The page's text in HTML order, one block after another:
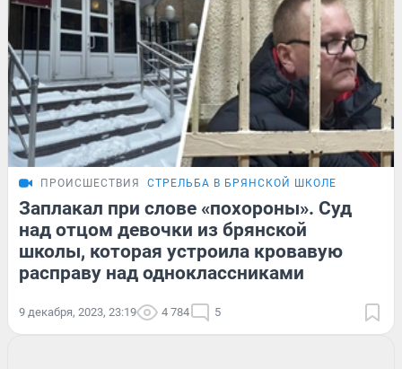
ПРОИСШЕСТВИЯ СТРЕЛЬБА В БРЯНСКОЙ ШКОЛЕ
Заплакал при слове «похороны». Суд
над отцом девочки из брянской
школы, которая устроила кровавую
расправу над одноклассниками
9 декабря, 2023, 23:19 4 784 5